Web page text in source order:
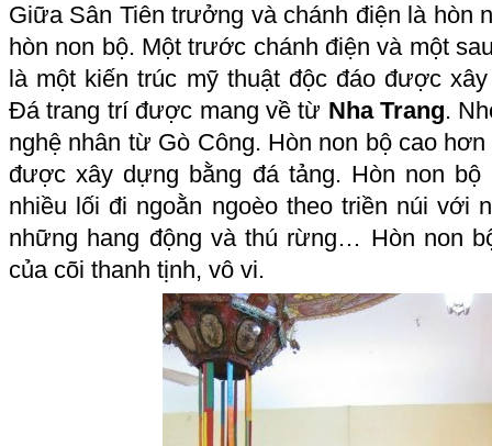
Giữa Sân Tiên trưởng và chánh điện là hòn
hòn non bộ. Một trước chánh điện và một
là một kiến trúc mỹ thuật độc đáo được
Đá trang trí được mang về từ Nha Trang.
nghệ nhân từ Gò Công. Hòn non bộ cao
được xây dựng bằng đá tảng. Hòn non
nhiều lối đi ngoằn ngoèo theo triền núi với
những hang động và thú rừng… Hòn non
của cõi thanh tịnh, vô vi.